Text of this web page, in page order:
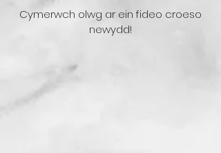
Cymerwch olwg ar ein fideo croeso
newydd!